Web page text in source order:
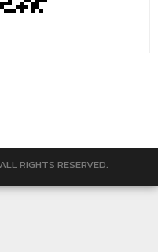
RIGHTS RESERVED.